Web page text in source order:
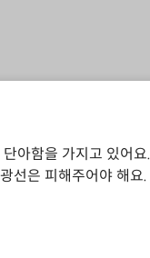
아함을 가지고 있
선은 피해주어야 해요.